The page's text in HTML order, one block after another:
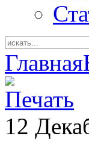
Главная
12